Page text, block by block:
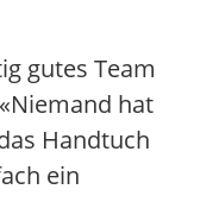
gutes Team
hat
Handtuch
ein